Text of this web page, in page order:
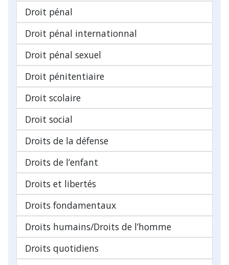
Droit pénal
Droit pénal internationnal
Droit pénal sexuel
Droit pénitentiaire
Droit scolaire
Droit social
Droits de la défense
Droits de l’enfant
Droits et libertés
Droits fondamentaux
Droits humains/Droits de l’homme
Droits quotidiens